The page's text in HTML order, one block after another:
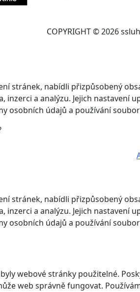
COPYRIGHT © 2026
stránek, nabídli přizpůsobený
inzerci a analýzu. Jejich
osobních údajů a používání
stránek, nabídli přizpůsobený
inzerci a analýzu. Jejich
osobních údajů a používání
webové stránky použitelné.
web správně fungovat.